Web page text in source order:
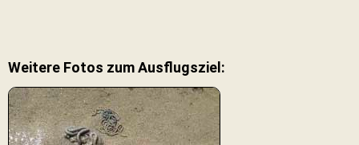
Weitere Fotos zum Ausflugsziel: